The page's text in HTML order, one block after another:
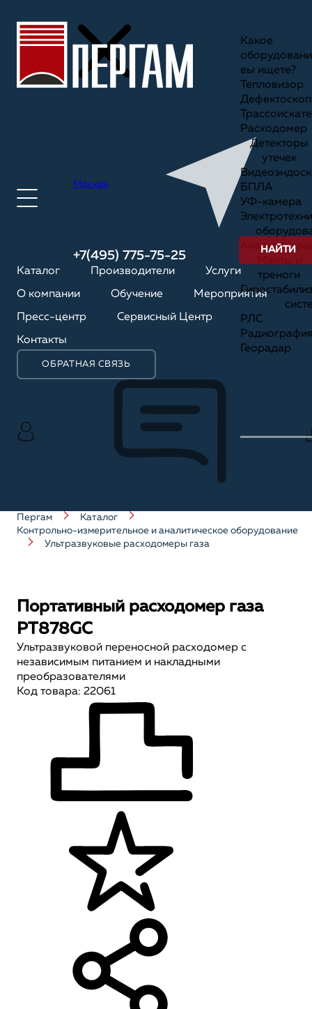
Москва
+7(495) 775-75-25
Каталог Производители Услуги
О компании Обучение Мероприятия
Пресс-центр Сервисный Центр
Контакты
ОБРАТНАЯ СВЯЗЬ
Какое
вы ищете?
Тепловизор
Дефектоскоп
Расходомер
Детекторы
утечек
БПЛА
УФ-камера
Анализаторы
треноги
РЛС
Георадар
НАЙТИ
Пергам
Каталог
Контрольно-измерительное и аналитическое оборудование
Ультразвуковые расходомеры газа
Портативный расходомер газа
PT878GC
Ультразвуковой переносной расходомер с
независимым питанием и накладными
преобразователями
Код товара: 22061